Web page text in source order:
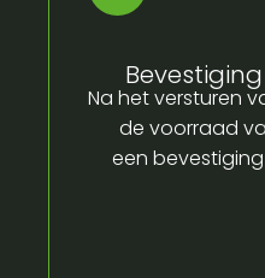
Na het versturen
de voorraad
een